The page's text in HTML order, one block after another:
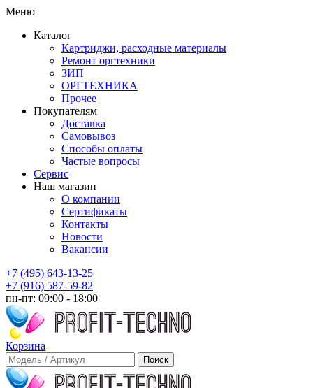
Меню
Каталог
Картриджи, расходные материалы
Ремонт оргтехники
ЗИП
ОРГТЕХНИКА
Прочее
Покупателям
Доставка
Самовывоз
Способы оплаты
Частые вопросы
Сервис
Наш магазин
О компании
Сертификаты
Контакты
Новости
Вакансии
+7 (495) 643-13-25
+7 (916) 587-59-82
пн-пт: 09:00 - 18:00
Корзина